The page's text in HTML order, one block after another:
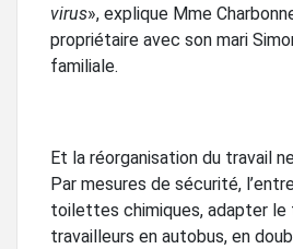
virus», explique Mme
propriétaire avec son mari
familiale.
Et la réorganisation du travail
Par mesures de sécurité,
toilettes chimiques, adapter le
travailleurs en autobus, en